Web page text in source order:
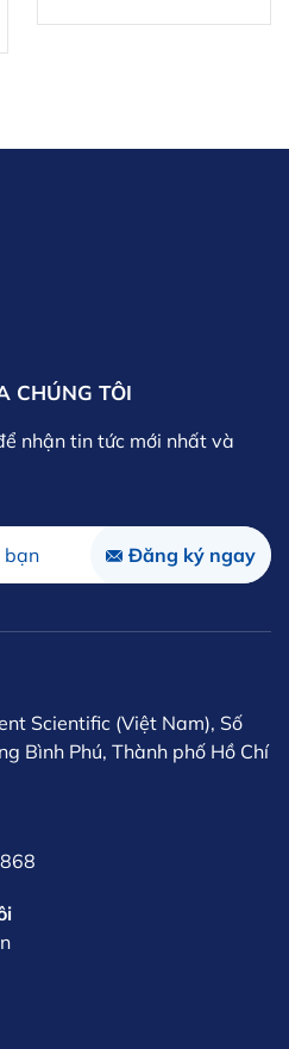
CHÚNG TÔI
nhận tin tức mới nhất và
Scientific (Việt Nam), Số
Bình Phú, Thành phố Hồ Chí